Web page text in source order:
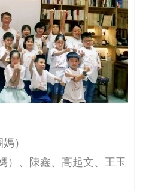
）
）、陳鑫、高起文、王玉